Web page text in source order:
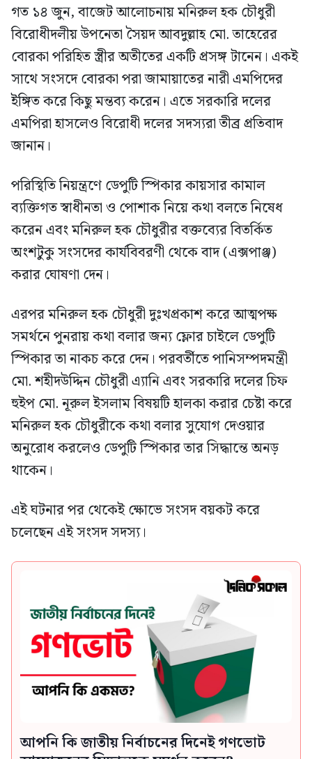
গত ১৪ জুন, বাজেট আলোচনায় মনিরুল হক চৌধুরী
বিরোধীদলীয় উপনেতা সৈয়দ আবদুল্লাহ মো. তাহেরের
বোরকা পরিহিত স্ত্রীর অতীতের একটি প্রসঙ্গ টানেন। একই
সাথে সংসদে বোরকা পরা জামায়াতের নারী এমপিদের
ইঙ্গিত করে কিছু মন্তব্য করেন। এতে সরকারি দলের
এমপিরা হাসলেও বিরোধী দলের সদস্যরা তীব্র প্রতিবাদ
জানান।
পরিস্থিতি নিয়ন্ত্রণে ডেপুটি স্পিকার কায়সার কামাল
ব্যক্তিগত স্বাধীনতা ও পোশাক নিয়ে কথা বলতে নিষেধ
করেন এবং মনিরুল হক চৌধুরীর বক্তব্যের বিতর্কিত
অংশটুকু সংসদের কার্যবিবরণী থেকে বাদ (এক্সপাঞ্জ)
করার ঘোষণা দেন।
এরপর মনিরুল হক চৌধুরী দুঃখপ্রকাশ করে আত্মপক্ষ
সমর্থনে পুনরায় কথা বলার জন্য ফ্লোর চাইলে ডেপুটি
স্পিকার তা নাকচ করে দেন। পরবর্তীতে পানিসম্পদমন্ত্রী
মো. শহীদউদ্দিন চৌধুরী এ্যানি এবং সরকারি দলের চিফ
হুইপ মো. নূরুল ইসলাম বিষয়টি হালকা করার চেষ্টা করে
মনিরুল হক চৌধুরীকে কথা বলার সুযোগ দেওয়ার
অনুরোধ করলেও ডেপুটি স্পিকার তার সিদ্ধান্তে অনড়
থাকেন।
এই ঘটনার পর থেকেই ক্ষোভে সংসদ বয়কট করে
চলেছেন এই সংসদ সদস্য।
আপনি কি জাতীয় নির্বাচনের দিনেই গণভোট